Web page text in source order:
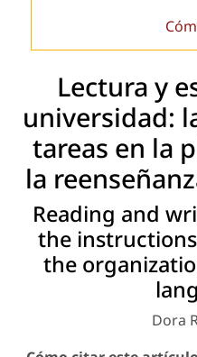
Lectura y
universidad:
tareas en la
la
Reading and
the
the
Dora